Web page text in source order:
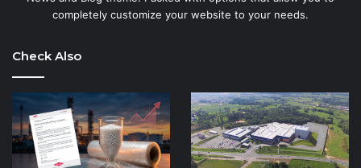
completely customize your website to your needs.
Check Also